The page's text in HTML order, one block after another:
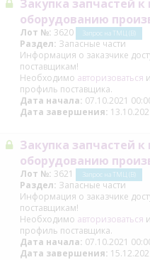
Закупка запчастей
оборудованию
Лот №: 3620 Запрос на ТМЦ (В)
Раздел: Запасные части
Информация о заказчике
поставщикам!
Необходимо авторизоваться
профиль поставщика.
Дата начала: 07.10.2021
Дата завершения:
Закупка запчастей
оборудованию
Лот №: 3621 Запрос на ТМЦ (В)
Раздел: Запасные части
Информация о заказчике
поставщикам!
Необходимо авторизоваться
профиль поставщика.
Дата начала: 07.10.2021
Дата завершения: